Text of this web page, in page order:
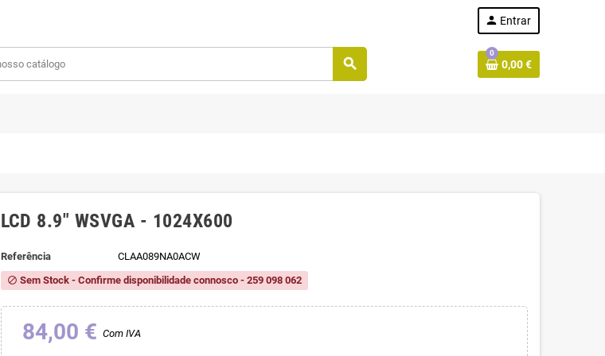
person Entrar
search
0
0,00 €
LCD 8.9" WSVGA - 1024X600
Referência CLAA089NA0ACW
block Sem Stock - Confirme disponibilidade connosco - 259 098 062
84,00 € Com IVA